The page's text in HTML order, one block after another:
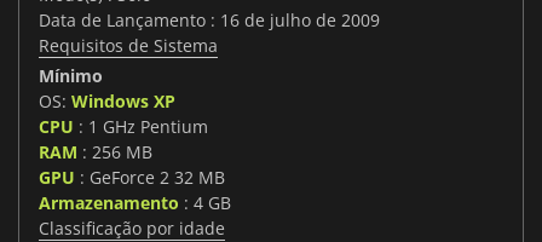
Data de Lançamento : 16 de julho de 2009
Requisitos de Sistema
Mínimo
OS: Windows XP
CPU : 1 GHz Pentium
RAM : 256 MB
GPU : GeForce 2 32 MB
Armazenamento : 4 GB
Classificação por idade